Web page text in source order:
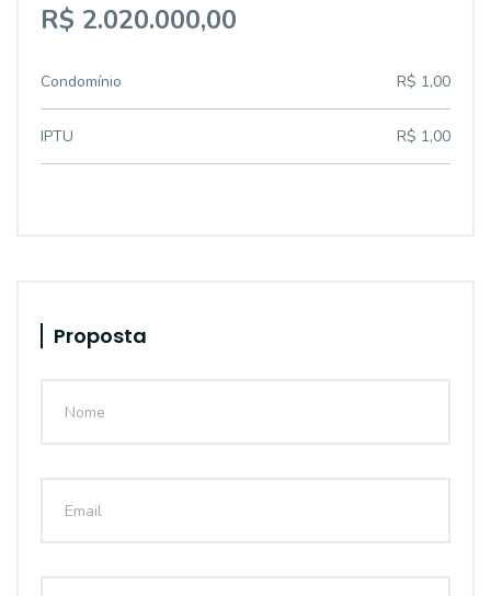
R$ 2.020.000,00
Condomínio R$ 1,00
IPTU R$ 1,00
Proposta